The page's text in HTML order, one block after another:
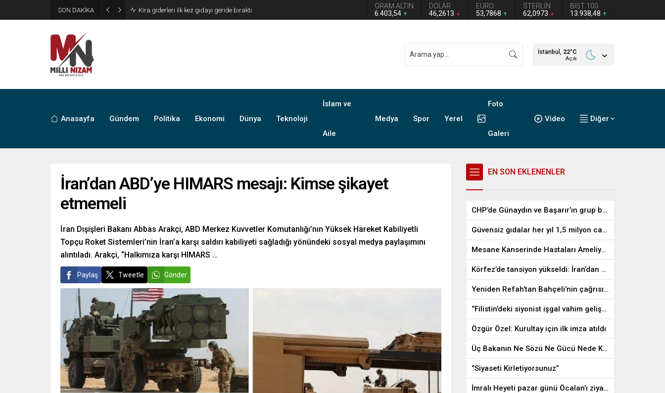
SON DAKİKA 24 Yıllık Hasret Acı Başladı: Türkiye Avustralya’ya 2-0 Mağlup Oldu
GRAM ALTIN
6.403,54
DOLAR
46,2613
EURO
53,7868
STERLİN
62,0973
BIST 100
13.938,48
İstanbul, 22°C
Açık
Anasayfa Gündem Politika Ekonomi Dünya Teknoloji
İslam ve
Aile
Medya Spor Yerel
Foto
Galeri
Video Diğer
İran’dan ABD’ye HIMARS mesajı: Kimse şikayet
etmemeli
İran Dışişleri Bakanı Abbas Arakçi, ABD Merkez Kuvvetler Komutanlığı’nın Yüksek Hareket Kabiliyetli
Topçu Roket Sistemleri’nin İran’a karşı saldırı kabiliyeti sağladığı yönündeki sosyal medya paylaşımını
alıntıladı. Arakçi, “Halkımıza karşı HIMARS …
Paylaş Tweetle Gönder
EN SON EKLENENLER
CHP’de Günaydın ve Başarır’ın grup başkanvekilliği düştü
Güvensiz gıdalar her yıl 1,5 milyon can alıyor
Mesane Kanserinde Hastaları Ameliyattan Kurtaran İlaç
Körfez’de tansiyon yükseldi: İran’dan ABD üslerine misilleme
Yeniden Refah’tan Bahçeli’nin çağrısına destek
“Filistin’deki siyonist işgal vahim gelişmelere gebe”
Özgür Özel: Kurultay için ilk imza atıldı
Üç Bakanın Ne Sözü Ne Gücü Nede Kudreti Yetmedi
“Siyaseti Kirletiyorsunuz”
İmralı Heyeti pazar günü Öcalan’ı ziyaret edecek